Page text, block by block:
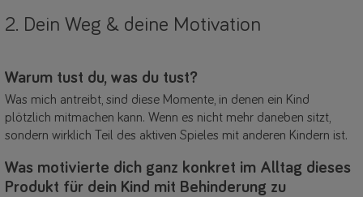
2. Dein Weg & deine Motivation
Warum tust du, was du tust?
Was mich antreibt, sind diese Momente, in denen ein Kind
plötzlich mitmachen kann. Wenn es nicht mehr daneben sitzt,
sondern wirklich Teil des aktiven Spieles mit anderen Kindern ist.
Was motivierte dich ganz konkret im Alltag dieses
Produkt für dein Kind mit Behinderung zu